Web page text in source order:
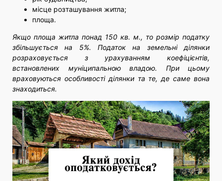
місце розташування житла;
площа.
Якщо площа житла понад 150 кв. м., то розмір податку
збільшується на 5%. Податок на земельні ділянки
розраховується з урахуванням коефіцієнтів,
встановлених муніципальною владою. При цьому
враховуються особливості ділянки та те, де саме вона
знаходиться.